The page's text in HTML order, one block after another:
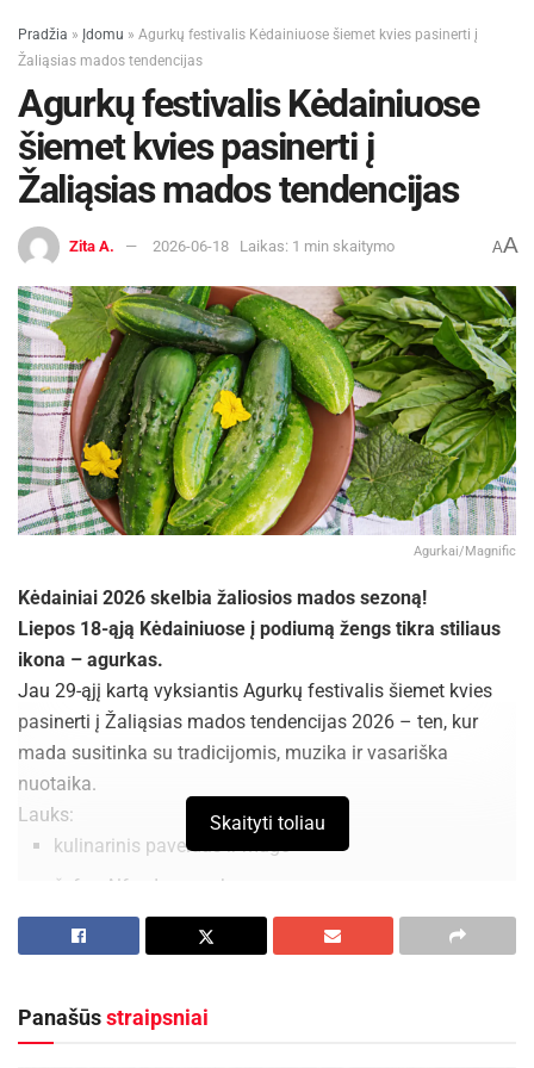
Pradžia » Įdomu » Agurkų festivalis Kėdainiuose šiemet kvies pasinerti į
Žaliąsias mados tendencijas
Agurkų festivalis Kėdainiuose
šiemet kvies pasinerti į
Žaliąsias mados tendencijas
Zita A. 2026-06-18 Laikas: 1 min skaitymo AA
Agurkai/Magnific
Kėdainiai 2026 skelbia žaliosios mados sezoną!
Liepos 18-ąją Kėdainiuose į podiumą žengs tikra stiliaus
ikona – agurkas.
Jau 29-ąjį kartą vyksiantis Agurkų festivalis šiemet kvies
pasinerti į Žaliąsias mados tendencijas 2026 – ten, kur
mada susitinka su tradicijomis, muzika ir vasariška
nuotaika.
Lauks:
kulinarinis paveldas ir mugė
šefas Alfas Ivanauskas
batutų sala ir pramogos šeimoms
Skaityti toliau
Panašūsstraipsniai